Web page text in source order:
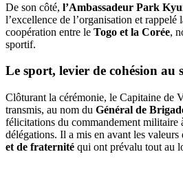
De son côté, l’Ambassadeur Park
l’excellence de l’organisation et rappelé
coopération entre le Togo et la Corée,
sportif.
Le sport, levier de cohésion au
Clôturant la cérémonie, le Capitaine de
transmis, au nom du Général de
félicitations du commandement militaire
délégations. Il a mis en avant les valeurs
et de fraternité qui ont prévalu tout au